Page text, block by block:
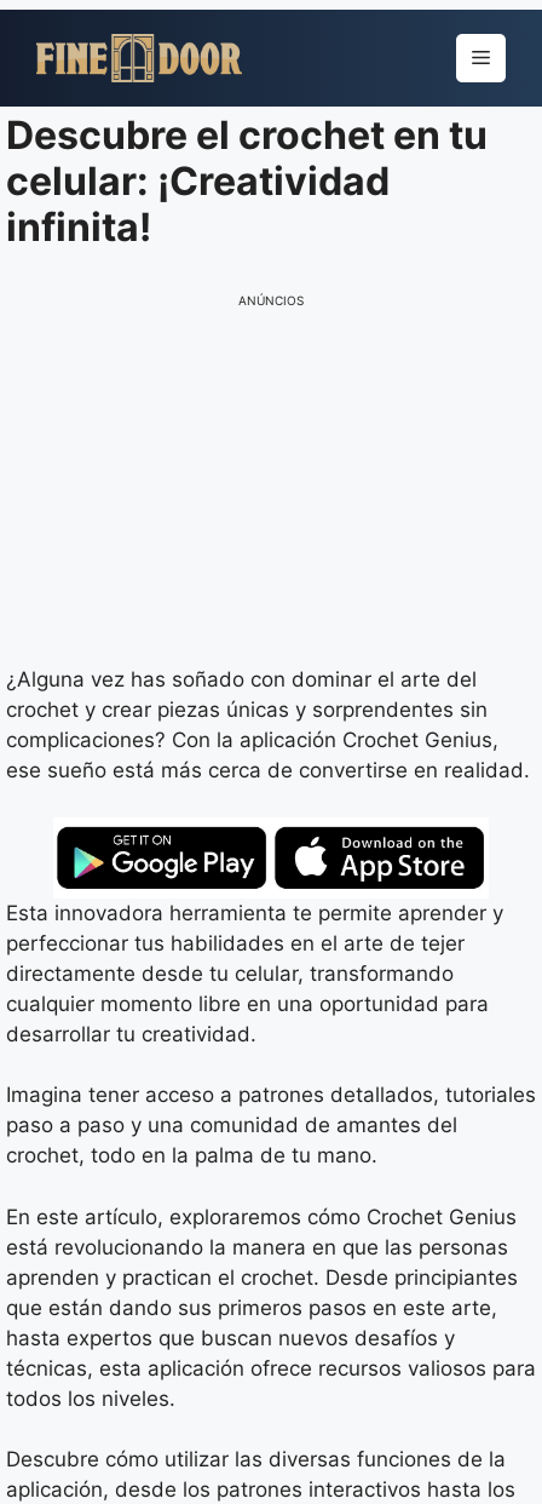
para
conteúdo
Menu
Descubre el crochet en tu
celular: ¡Creatividad
infinita!
ANÚNCIOS
¿Alguna vez has soñado con dominar el arte del
crochet y crear piezas únicas y sorprendentes sin
complicaciones? Con la aplicación Crochet Genius,
ese sueño está más cerca de convertirse en realidad.
Esta innovadora herramienta te permite aprender y
perfeccionar tus habilidades en el arte de tejer
directamente desde tu celular, transformando
cualquier momento libre en una oportunidad para
desarrollar tu creatividad.
Imagina tener acceso a patrones detallados, tutoriales
paso a paso y una comunidad de amantes del
crochet, todo en la palma de tu mano.
En este artículo, exploraremos cómo Crochet Genius
está revolucionando la manera en que las personas
aprenden y practican el crochet. Desde principiantes
que están dando sus primeros pasos en este arte,
hasta expertos que buscan nuevos desafíos y
técnicas, esta aplicación ofrece recursos valiosos para
todos los niveles.
Descubre cómo utilizar las diversas funciones de la
aplicación, desde los patrones interactivos hasta los